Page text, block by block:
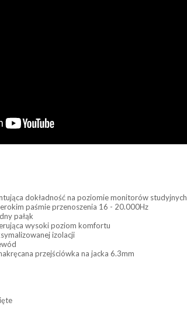
dokładność na poziomie monitorów studyjnych
paśmie przenoszenia 16 - 20.000Hz
pałąk
wysoki poziom komfortu
izolacji
przejściówka na jacka 6.3mm